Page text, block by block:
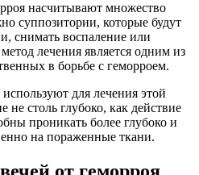
насчитывают множество
суппозитории, которые будут
снимать воспаление или
лечения является одним из
в борьбе с геморроем.
для лечения этой
не столь глубоко, как действие
проникать более глубоко и
на пораженные ткани.